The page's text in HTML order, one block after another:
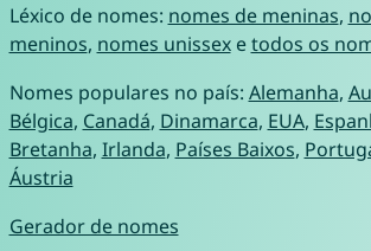
Léxico de nomes: nomes de meninas,
meninos, nomes unissexetodos os
Nomes populares no país: Alemanha,
Bélgica, Canadá, Dinamarca, EUA,
Bretanha, Irlanda, Países Baixos,
Áustria
Gerador de nomes